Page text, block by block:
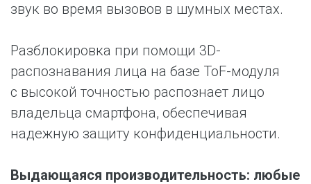
звук во время вызовов в шумных местах.
Разблокировка при помощи 3D-
распознавания лица на базе ToF-модуля
с высокой точностью распознает лицо
владельца смартфона, обеспечивая
надежную защиту конфиденциальности.
Выдающаяся производительность: любые